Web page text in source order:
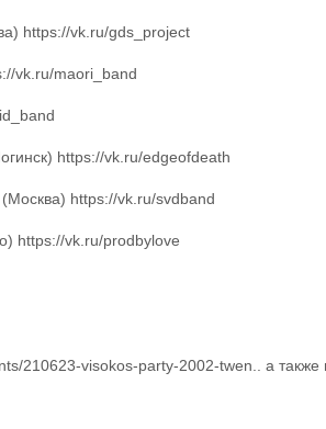
https://vk.ru/gds_project
vk.ru/maori_band
https://vk.ru/edgeofdeath
(Москва) https://vk.ru/svdband
https://vk.ru/prodbylove
210623-visokos-party-2002-twen.. а также